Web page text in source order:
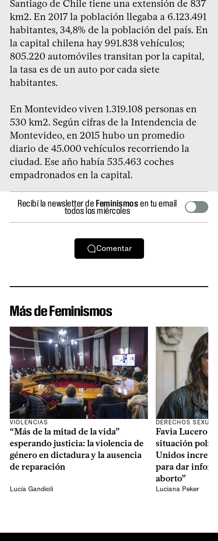
Santiago de Chile tiene una extensión de 837
km2. En 2017 la población llegaba a 6.123.491
habitantes, 34,8% de la población del país. En
la capital chilena hay 991.838 vehículos;
805.220 automóviles transitan por la capital,
la tasa es de un auto por cada siete
habitantes.
En Montevideo viven 1.319.108 personas en
530 km2. Según cifras de la Intendencia de
Montevideo, en 2015 hubo un promedio
diario de 45.000 vehículos recorriendo la
ciudad. Ese año había 535.463 coches
empadronados en la capital.
Recibí la newsletter deFeminismosen tu email
todos los miércoles
Comentar
Más de Feminismos
VIOLENCIAS
“Más de la mitad de la vida”
esperando justicia: la violencia de
género en dictadura y la ausencia
de reparación
Lucía Gandioli
DERECHOS
Favia Lucero
situación
Unidos
para dar
aborto”
Luciana Peker